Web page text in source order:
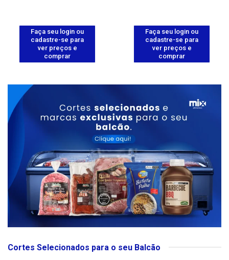
Faça seu login ou
cadastre-se para
ver preços e
comprar
Faça seu login ou
cadastre-se para
ver preços e
comprar
Cortes Selecionados para o seu Balcão